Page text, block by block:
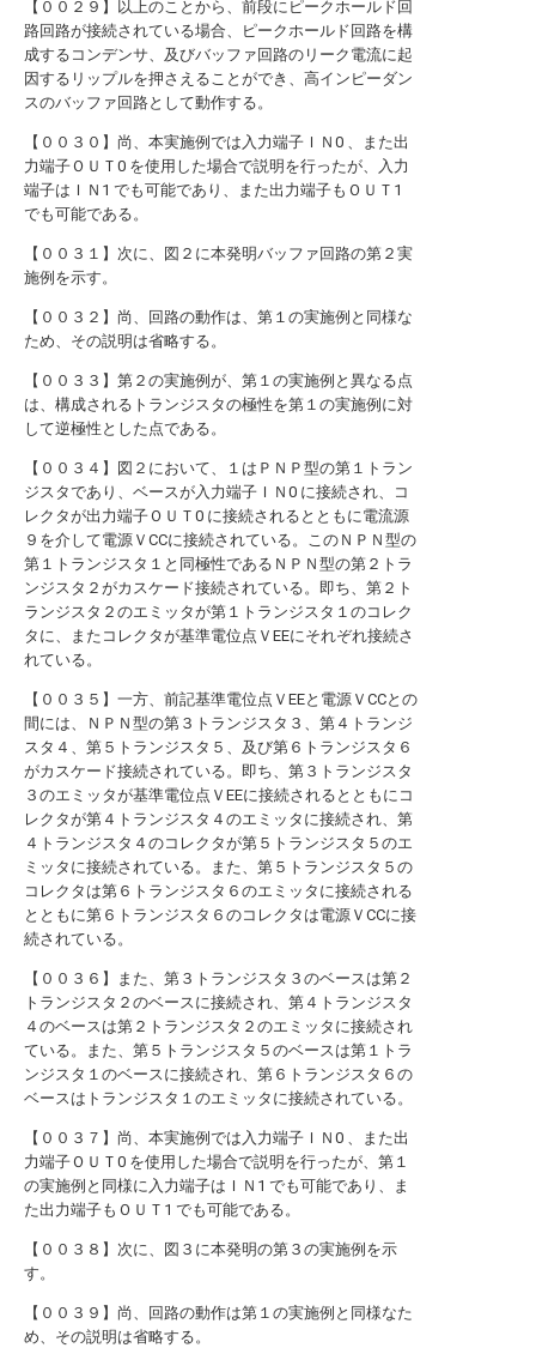
【００２９】以上のことから、前段にピークホールド回
路回路が接続されている場合、ピークホールド回路を構
成するコンデンサ、及びバッファ回路のリーク電流に起
因するリップルを押さえることができ、高インピーダン
スのバッファ回路として動作する。
【００３０】尚、本実施例では入力端子ＩＮ0 、また出
力端子ＯＵＴ0 を使用した場合で説明を行ったが、入力
端子はＩＮ1 でも可能であり、また出力端子もＯＵＴ1
でも可能である。
【００３１】次に、図２に本発明バッファ回路の第２実
施例を示す。
【００３２】尚、回路の動作は、第１の実施例と同様な
ため、その説明は省略する。
【００３３】第２の実施例が、第１の実施例と異なる点
は、構成されるトランジスタの極性を第１の実施例に対
して逆極性とした点である。
【００３４】図２において、１はＰＮＰ型の第１トラン
ジスタであり、ベースが入力端子ＩＮ0 に接続され、コ
レクタが出力端子ＯＵＴ0 に接続されるとともに電流源
９を介して電源ＶCCに接続されている。このＮＰＮ型の
第１トランジスタ１と同極性であるＮＰＮ型の第２トラ
ンジスタ２がカスケード接続されている。即ち、第２ト
ランジスタ２のエミッタが第１トランジスタ１のコレク
タに、またコレクタが基準電位点ＶEEにそれぞれ接続さ
れている。
【００３５】一方、前記基準電位点ＶEEと電源ＶCCとの
間には、ＮＰＮ型の第３トランジスタ３、第４トランジ
スタ４、第５トランジスタ５、及び第６トランジスタ６
がカスケード接続されている。即ち、第３トランジスタ
３のエミッタが基準電位点ＶEEに接続されるとともにコ
レクタが第４トランジスタ４のエミッタに接続され、第
４トランジスタ４のコレクタが第５トランジスタ５のエ
ミッタに接続されている。また、第５トランジスタ５の
コレクタは第６トランジスタ６のエミッタに接続される
とともに第６トランジスタ６のコレクタは電源ＶCCに接
続されている。
【００３６】また、第３トランジスタ３のベースは第２
トランジスタ２のベースに接続され、第４トランジスタ
４のベースは第２トランジスタ２のエミッタに接続され
ている。また、第５トランジスタ５のベースは第１トラ
ンジスタ１のベースに接続され、第６トランジスタ６の
ベースはトランジスタ１のエミッタに接続されている。
【００３７】尚、本実施例では入力端子ＩＮ0 、また出
力端子ＯＵＴ0 を使用した場合で説明を行ったが、第１
の実施例と同様に入力端子はＩＮ1 でも可能であり、ま
た出力端子もＯＵＴ1 でも可能である。
【００３８】次に、図３に本発明の第３の実施例を示
す。
【００３９】尚、回路の動作は第１の実施例と同様なた
め、その説明は省略する。